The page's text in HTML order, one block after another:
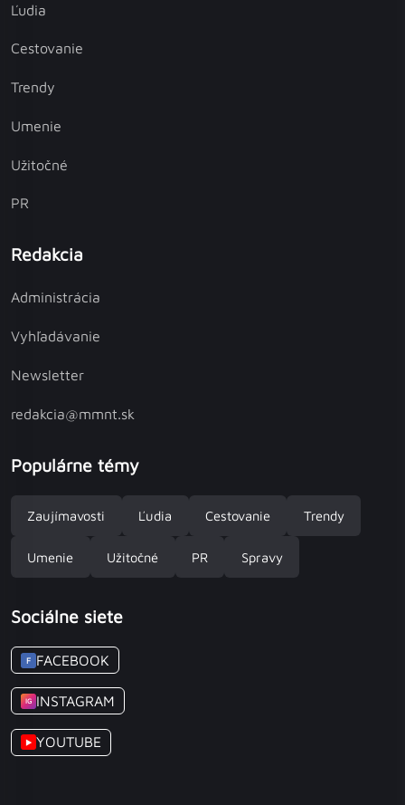
Ľudia
Cestovanie
Trendy
Umenie
Užitočné
PR
Redakcia
Administrácia
Vyhľadávanie
Newsletter
redakcia@mmnt.sk
Populárne témy
Zaujímavosti Ľudia Cestovanie Trendy
Umenie Užitočné PR Spravy
Sociálne siete
F FACEBOOK
IG INSTAGRAM
▶ YOUTUBE